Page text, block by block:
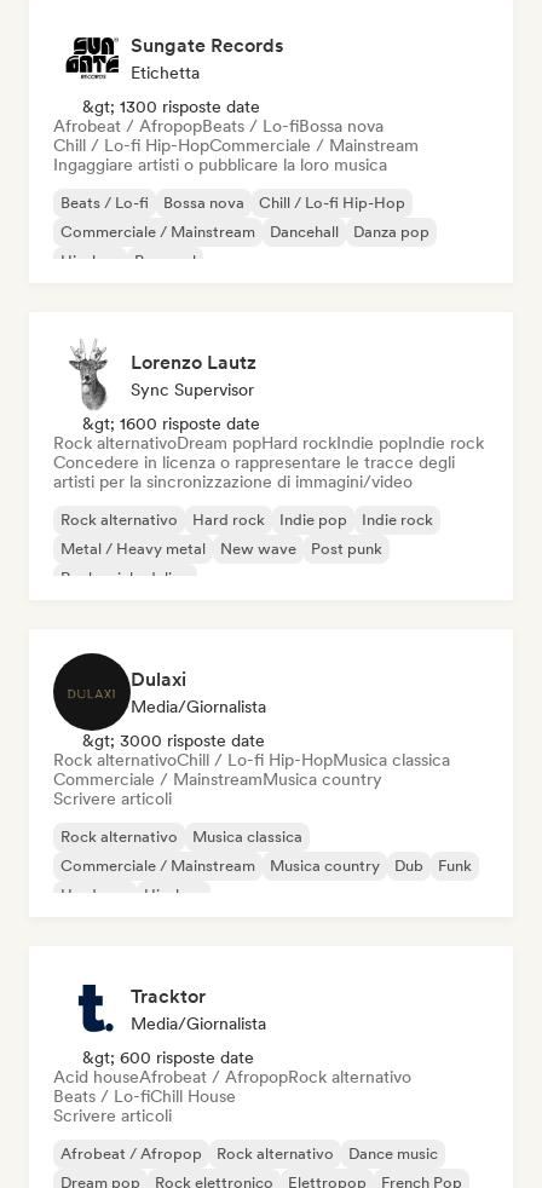
Sungate Records
Etichetta
&gt; 1300 risposte date
Afrobeat / AfropopBeats / Lo-fiBossa nova
Chill / Lo-fi Hip-HopCommerciale / Mainstream
Ingaggiare artisti o pubblicare la loro musica
Beats / Lo-fi Bossa nova
Chill / Lo-fi Hip-Hop
Commerciale / Mainstream
Dancehall
Danza pop
Hip-hop
Pop soul
Lorenzo Lautz
Sync Supervisor
&gt; 1600 risposte date
Rock alternativoDream popHard rockIndie popIndie rock
Concedere in licenza o rappresentare le tracce degli
artisti per la sincronizzazione di immagini/video
Rock alternativo Hard rock Indie pop
Indie rock
Metal / Heavy metal
New wave
Post punk
Rock psichedelico
Dulaxi
Media/Giornalista
&gt; 3000 risposte date
Rock alternativoChill / Lo-fi Hip-HopMusica classica
Commerciale / MainstreamMusica country
Scrivere articoli
Rock alternativo
Musica classica
Commerciale / Mainstream
Musica country Dub
Funk
Hardcore
Hip-hop
Tracktor
Media/Giornalista
&gt; 600 risposte date
Acid houseAfrobeat / AfropopRock alternativo
Beats / Lo-fiChill House
Scrivere articoli
Afrobeat / Afropop Rock alternativo
Dance music
Dream pop
Rock elettronico Elettropop French Pop